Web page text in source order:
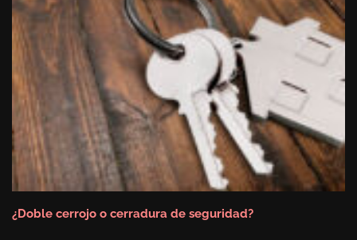
¿Doble cerrojo o cerradura de seguridad?